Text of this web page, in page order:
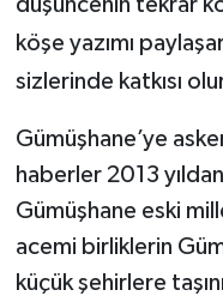
köşe yazımı
sizlerinde katkısı
Gümüşhane’ye
haberler 2013
Gümüşhane eski
acemi birliklerin
küçük şehirlere